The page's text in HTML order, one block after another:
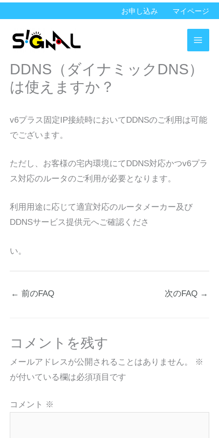
容
お申し込み マイページ
DDNS（ダイナミックDNS）
は使えますか？
v6プラス固定IP接続時においてDDNSのご利用は可能
でございます。
ただし、お客様の宅内環境にてDDNS対応かつv6プラ
ス対応のルータのご利用が必要となります。
利用用途に応じて適宜対応のルータメーカー及び
DDNSサービス提供元へご確認くださ
い。
← 前のFAQ 次のFAQ →
コメントを残す
メールアドレスが公開されることはありません。
※
が付いている欄は必須項目です
コメント ※